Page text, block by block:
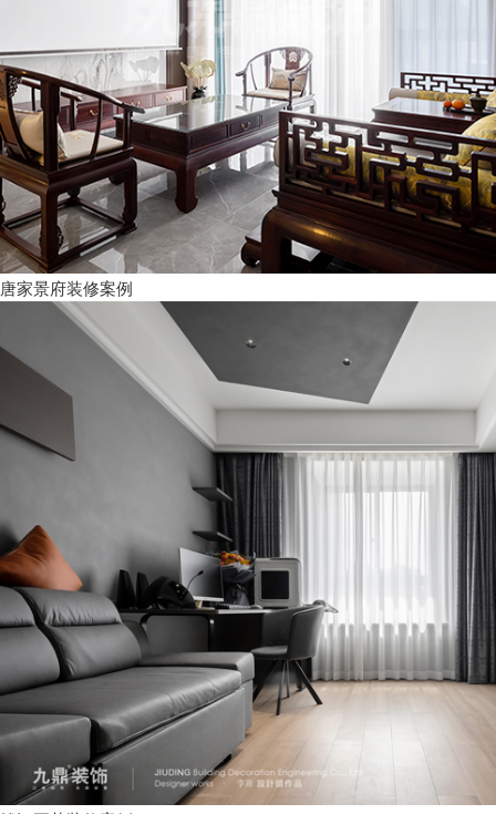
唐家景府装修案例